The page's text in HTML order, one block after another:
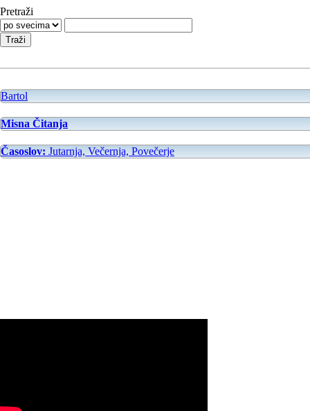
Pretraži
Bartol
Misna Čitanja
Časoslov: Jutarnja, Večernja, Povečerje